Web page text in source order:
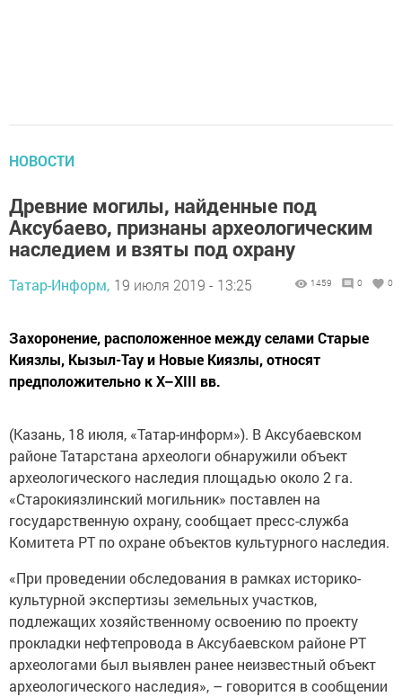
НОВОСТИ
Древние могилы, найденные под
Аксубаево, признаны археологическим
наследием и взяты под охрану
Татар-Информ, 19 июля 2019 - 13:25 1459 0 0
Захоронение, расположенное между селами Старые
Киязлы, Кызыл-Тау и Новые Киязлы, относят
предположительно к X–XIII вв.
(Казань, 18 июля, «Татар-информ»). В Аксубаевском
районе Татарстана археологи обнаружили объект
археологического наследия площадью около 2 га.
«Старокиязлинский могильник» поставлен на
государственную охрану, сообщает пресс-служба
Комитета РТ по охране объектов культурного наследия.
«При проведении обследования в рамках историко-
культурной экспертизы земельных участков,
подлежащих хозяйственному освоению по проекту
прокладки нефтепровода в Аксубаевском районе РТ
археологами был выявлен ранее неизвестный объект
археологического наследия», – говорится в сообщении